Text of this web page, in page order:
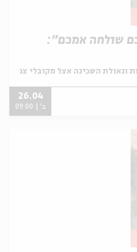
שולחה אמכם":
וגאולת השכינה אצל מקובלי צפת
26.04
ב' | 09:00